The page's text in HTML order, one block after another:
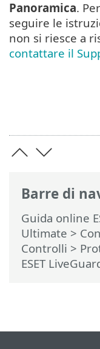
Barre di
Guida online
Ultimate >
Controlli >
ESET
Panoramica.
seguire le
non si riesce a
contattare il